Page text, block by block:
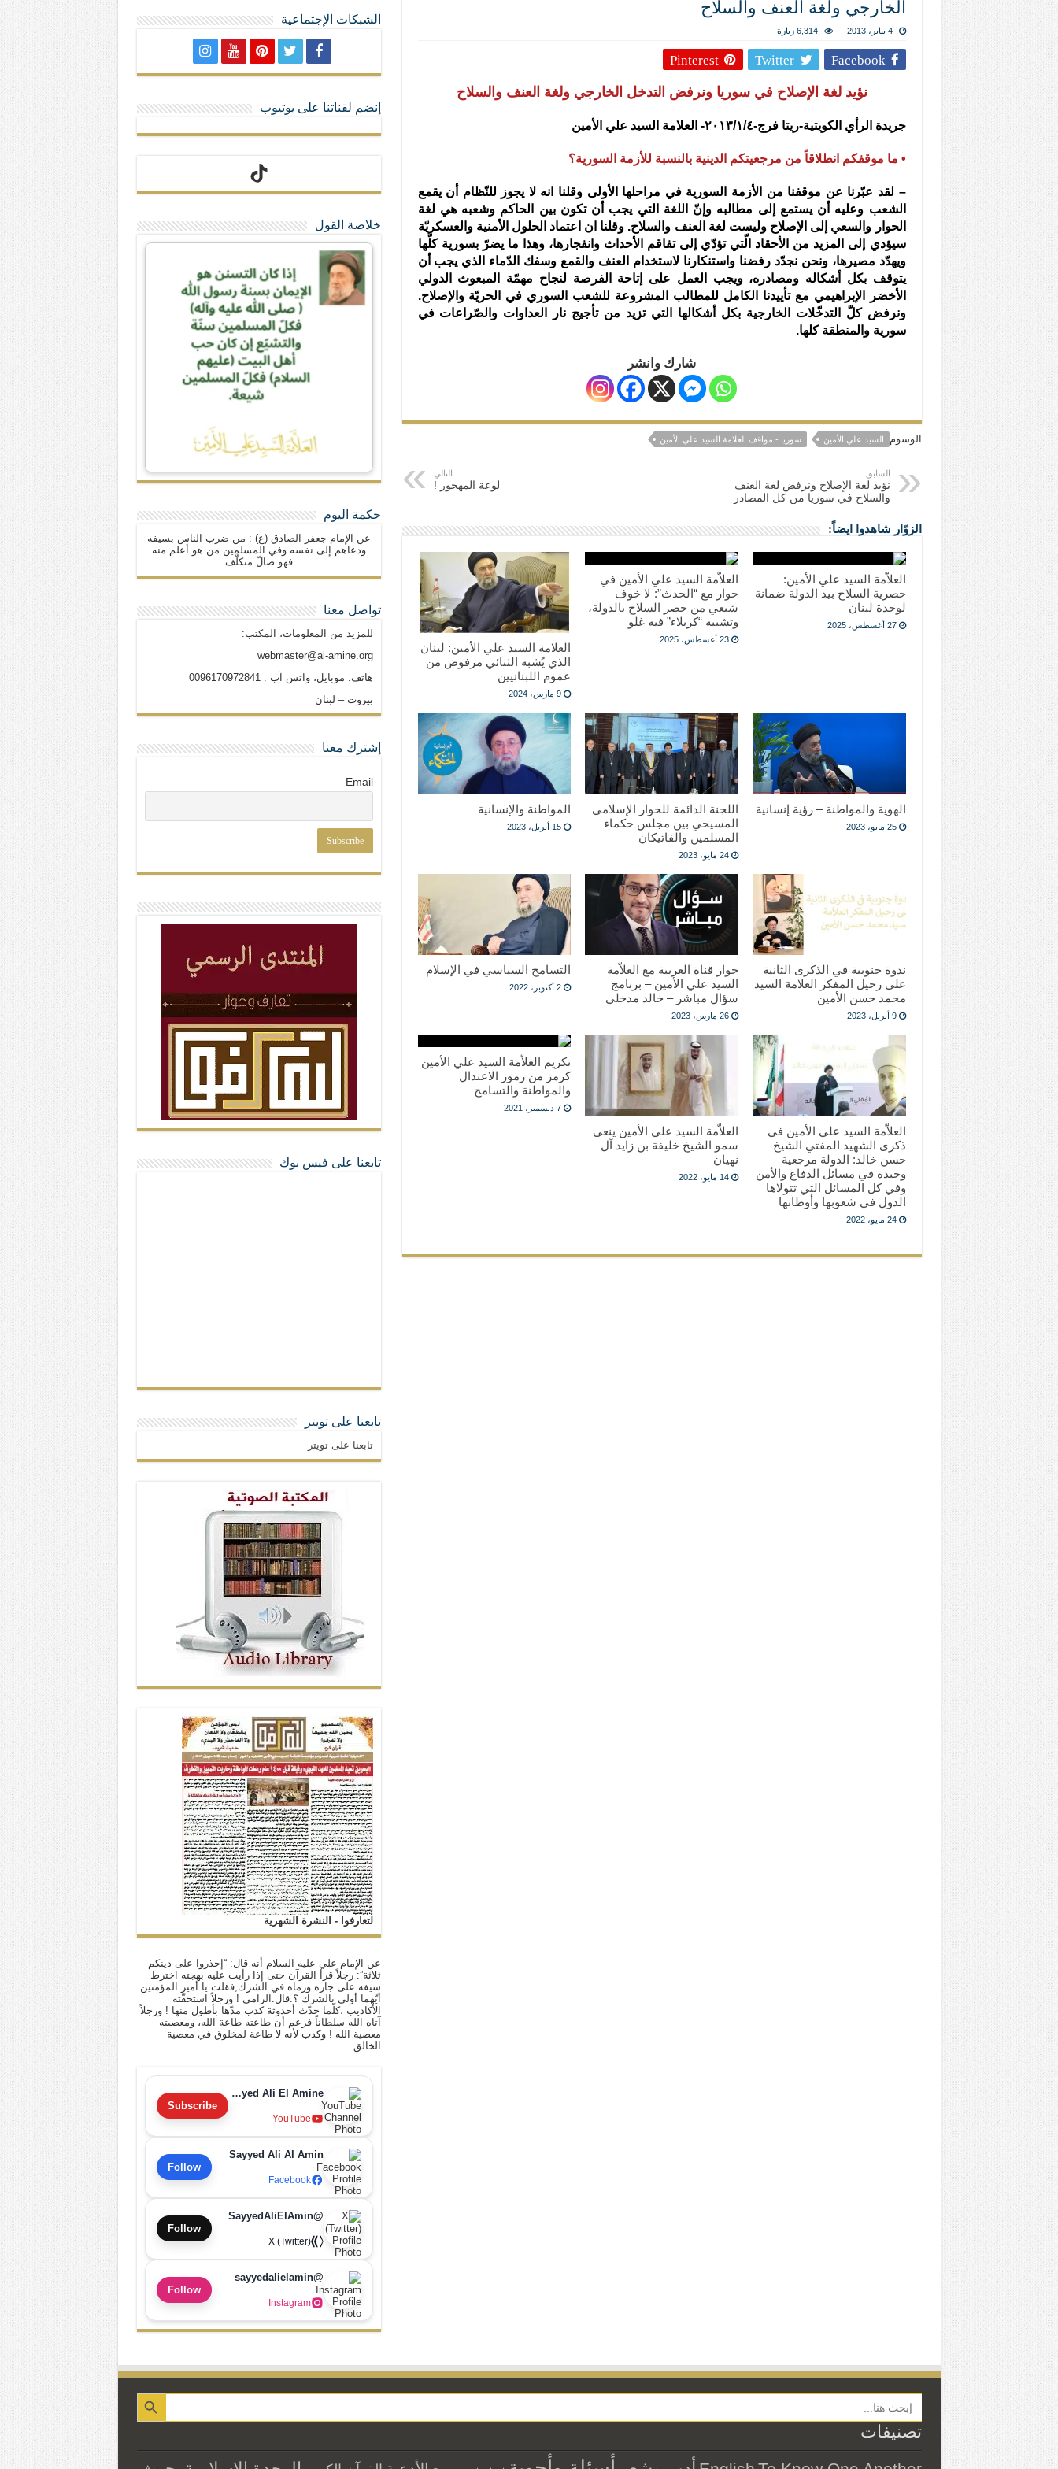
المذاهب ليست قدرًا لا يمكن تجاوزه
ليست المنفعة تأتي من إسلامية النّظام كما لا تأتي المضرة من مسيحية النظام
المتهاون بوطنه متهاون بدينه حتماً
الخارجي ولغة العنف والسلاح
4 يناير، 2013 6,314 زيارة
Facebook
Twitter
Pinterest
نؤيد لغة الإصلاح في سوريا ونرفض التدخل الخارجي ولغة العنف والسلاح
جريدة الرأي الكويتية-ريتا فرج-٢٠١٣/١/٤- العلامة السيد علي الأمين
• ما موقفكم انطلاقاً من مرجعيتكم الدينية بالنسبة للأزمة السورية؟
– لقد عبّرنا عن موقفنا من الأزمة السورية في مراحلها الأولى وقلنا انه لا يجوز للنّظام أن يقمع
الشعب وعليه أن يستمع إلى مطالبه وإنّ اللغة التي يجب أن تكون بين الحاكم وشعبه هي لغة
الحوار والسعي إلى الإصلاح وليست لغة العنف والسلاح. وقلنا ان اعتماد الحلول الأمنية والعسكريّة
سيؤدي إلى المزيد من الأحقاد الّتي تؤدّي إلى تفاقم الأحداث وانفجارها، وهذا ما يضرّ بسورية كلّها
ويهدّد مصيرها، ونحن نجدّد رفضنا واستنكارنا لاستخدام العنف والقمع وسفك الدّماء الذي يجب أن
يتوقف بكل أشكاله ومصادره، ويجب العمل على إتاحة الفرصة لنجاح مهمّة المبعوث الدولي
الأخضر الإبراهيمي مع تأييدنا الكامل للمطالب المشروعة للشعب السوري في الحريّة والإصلاح.
ونرفض كلّ التدخّلات الخارجية بكل أشكالها التي تزيد من تأجيج نار العداوات والصّراعات في
سورية والمنطقة كلها.
شارك وانشر
الوسوم السيد علي الأمين سوريا - مواقف العلامة السيد علي الأمين
السابق
نؤيد لغة الإصلاح ونرفض لغة العنف
والسلاح في سوريا من كل المصادر
التالي
لوعة المهجور !
الزوّار شاهدوا ايضاً:
العلاّمة السيد علي الأمين:
حصرية السلاح بيد الدولة ضمانة
لوحدة لبنان
27 أغسطس، 2025
العلاّمة السيد علي الأمين في
حوار مع “الحدث”: لا خوف
شيعي من حصر السلاح بالدولة،
وتشبيه “كربلاء” فيه غلو
23 أغسطس، 2025
العلامة السيد علي الأمين: لبنان
الذي يُشبه الثنائي مرفوض من
عموم اللبنانيين
9 مارس، 2024
الهوية والمواطنة – رؤية إنسانية
25 مايو، 2023
اللجنة الدائمة للحوار الإسلامي
المسيحي بين مجلس حكماء
المسلمين والفاتيكان
24 مايو، 2023
المواطنة والإنسانية
15 أبريل، 2023
ندوة جنوبية في الذكرى الثانية
على رحيل المفكر العلامة السيد
محمد حسن الأمين
9 أبريل، 2023
حوار قناة العربية مع العلاّمة
السيد علي الأمين – برنامج
سؤال مباشر – خالد مدخلي
26 مارس، 2023
التسامح السياسي في الإسلام
2 أكتوبر، 2022
العلاّمة السيد علي الأمين في
ذكرى الشهيد المفتي الشيخ
حسن خالد: الدولة مرجعية
وحيدة في مسائل الدفاع والأمن
وفي كل المسائل التي تتولاها
الدول في شعوبها وأوطانها
24 مايو، 2022
العلاّمة السيد علي الأمين ينعى
سمو الشيخ خليفة بن زايد آل
نهيان
14 مايو، 2022
تكريم العلاّمة السيد علي الأمين
كرمز من رموز الاعتدال
والمواطنة والتسامح
7 ديسمبر، 2021
الشبكات الإجتماعية
إنضم لقناتنا على يوتيوب
تيك توك
خلاصة القول
حكمة اليوم
عن الإمام جعفر الصادق (ع) : من ضرب الناس بسيفه
ودعاهم إلى نفسه وفي المسلمين من هو أعلم منه
فهو ضالّ متكلّف
تواصل معنا
للمزيد من المعلومات، المكتب:
webmaster@al-amine.org
هاتف: موبايل، واتس آب : 0096170972841
بيروت – لبنان
إشترك معنا
Email
تابعنا على فيس بوك
تابعنا على تويتر
تابعنا على تويتر
لتعارفوا - النشرة الشهرية
عن الإمام علي عليه السلام أنه قال: “إحذروا على دينكم
ثلاثة”: رجلاً قرأ القرآن حتى إذا رأيت عليه بهجته اخترط
سيفه على جاره ورماه في الشرك,فقلت يا أمير المؤمنين
أيّهما أولى بالشرك ؟:قال:الرامي ! ورجلاً استخفّته
الأكاذيب ،كلّما حدّث أحدوثة كذب مدّها بأطول منها ! ورجلاً
آتاه الله سلطاناً فزعم أن طاعته طاعة الله، ومعصيته
معصية الله ! وكذب لأنه لا طاعة لمخلوق في معصية
الخالق…
Sayyed Ali El Amine
YouTube
Subscribe
Sayyed Ali Al Amin
Facebook
Follow
@SayyedAliElAmin
X (Twitter)
Follow
@sayyedalielamin
Instagram
Follow
Search Button
تصنيفات